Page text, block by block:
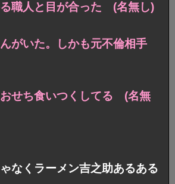
職人と目が合った (名無し)
がいた。しかも元不倫相手
せち食いつくしてる (名無
なくラーメン吉之助あるある